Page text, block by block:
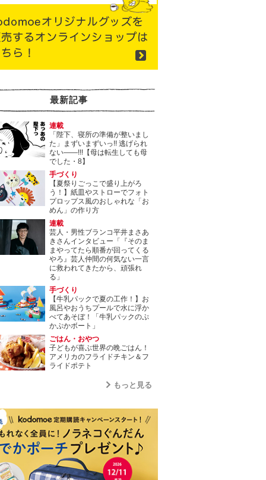
最新記事
連載
「陛下、寝所の準備が整いまし
た」まずいまずいっ!! 逃げられ
ない――!!!【母は転生しても母
でした・8】
手づくり
【夏祭りごっこで盛り上がろ
う！】紙皿やストローでフォト
プロップス風のおしゃれな「お
めん」の作り方
連載
芸人・男性ブランコ平井まさあ
きさんインタビュー「『そのま
まやってたら順番が回ってくる
やろ』芸人仲間の何気ない一言
に救われてきたから、頑張れ
る」
手づくり
【牛乳パックで夏の工作！】お
風呂やおうちプールで水に浮か
べてあそぼ！「牛乳パックのぷ
かぷかボート」
ごはん・おやつ
子どもが喜ぶ世界の晩ごはん！
アメリカのフライドチキン＆フ
ライドポテト
もっと見る